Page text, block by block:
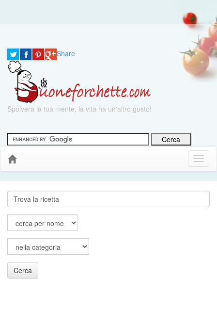
Share
Spolvera la tua mente, la vita ha un'altro gusto!
Menu
Down
Cerca
Cerca